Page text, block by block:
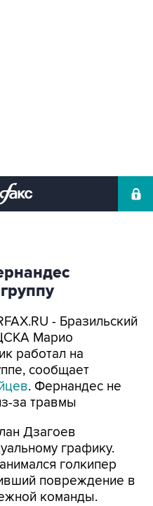
- Бразильский
Марио
работал на
сообщает
. Фернандес не
за травмы
Дзагоев
графику.
голкипер
повреждение в
команды.